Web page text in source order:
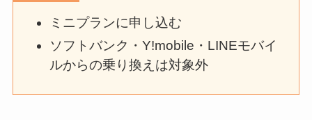
ミニプランに申し込む
ソフトバンク・Y!mobile・LINEモバイ
ルからの乗り換えは対象外